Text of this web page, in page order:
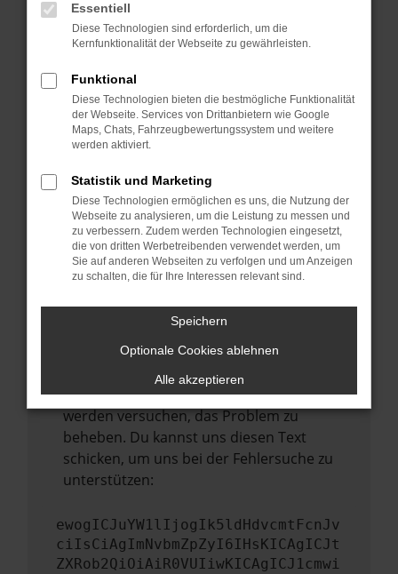
Manche Erweiterungen, wie Werbeblocker,
können das Laden bestimmter Seiten
verhindern. Funktioniert die Seite in einem
anderen Browser oder in einem privaten
Fenster?
Starte dein Gerät neu.
Das kann manchmal helfen,
Stelle sicher, dass dein Browser und dein
Betriebssystem auf dem neuesten Stand
sind.
Veraltete Software birgt nicht nur ein
Sicherheitsrisiko, sondern kann auch dazu
führen, dass bestimmte Funktionen nicht
mehr unterstützt werden.
Wende dich an den Webseitenbetreiber.
Wenn du alle oben genannten Schritte
versucht hast, kontaktiere uns bitte. Wir
werden versuchen, das Problem zu
beheben. Du kannst uns diesen Text
schicken, um uns bei der Fehlersuche zu
unterstützen:
ewogICJuYW1lIjogIk5ldHdvcmtFcnJv
ciIsCiAgImNvbmZpZyI6IHsKICAgICJt
ZXRob2QiOiAiR0VUIiwKICAgICJ1cmwi
Essentiell
Diese Technologien sind erforderlich, um die
Kernfunktionalität der Webseite zu gewährleisten.
Funktional
Diese Technologien bieten die bestmögliche Funktionalität
der Webseite. Services von Drittanbietern wie Google
Maps, Chats, Fahrzeugbewertungssystem und weitere
werden aktiviert.
Statistik und Marketing
Diese Technologien ermöglichen es uns, die Nutzung der
Webseite zu analysieren, um die Leistung zu messen und
zu verbessern. Zudem werden Technologien eingesetzt,
die von dritten Werbetreibenden verwendet werden, um
Sie auf anderen Webseiten zu verfolgen und um Anzeigen
zu schalten, die für Ihre Interessen relevant sind.
Speichern
Optionale Cookies ablehnen
Alle akzeptieren